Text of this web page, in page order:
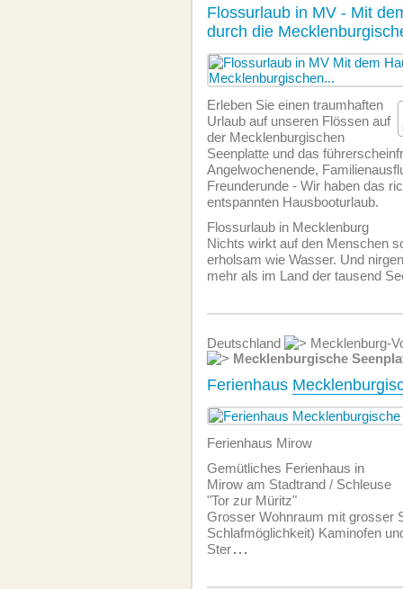
Flossurlaub in MV - Mit
durch die
Erleben Sie einen traumhaften
Urlaub auf unseren Flössen auf
der Mecklenburgischen
Seenplatte und das
Angelwochenende,
Freunderunde - Wir haben das
entspannten Hausbooturlaub.
Flossurlaub in Mecklenburg
Nichts wirkt auf den Menschen
erholsam wie Wasser. Und
mehr als im Land der tausend
Deutschland
Mecklenburg-
Mecklenburgische
Ferienhaus
Ferienhaus Mirow
Gemütliches Ferienhaus in
Mirow am Stadtrand / Schleuse
"Tor zur Müritz"
Grosser Wohnraum mit grosser
Schlafmöglichkeit) Kaminofen
Ster...